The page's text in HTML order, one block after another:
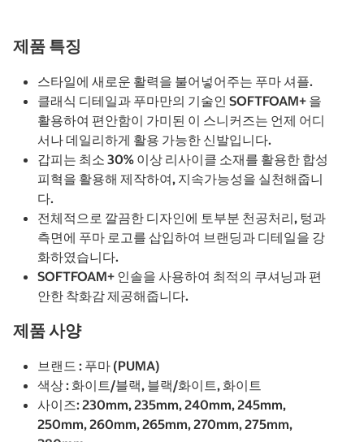
제품 특징
스타일에 새로운 활력을 불어넣어주는 푸마 셔플.
클래식 디테일과 푸마만의 기술인 SOFTFOAM+ 을
활용하여 편안함이 가미된 이 스니커즈는 언제 어디
서나 데일리하게 활용 가능한 신발입니다.
갑피는 최소 30% 이상 리사이클 소재를 활용한 합성
피혁을 활용해 제작하여, 지속가능성을 실천해줍니
다.
전체적으로 깔끔한 디자인에 토부분 천공처리, 텅과
측면에 푸마 로고를 삽입하여 브랜딩과 디테일을 강
화하였습니다.
SOFTFOAM+ 인솔을 사용하여 최적의 쿠셔닝과 편
안한 착화감 제공해줍니다.
제품 사양
브랜드 : 푸마 (PUMA)
색상 : 화이트/블랙, 블랙/화이트, 화이트
사이즈: 230mm, 235mm, 240mm, 245mm,
250mm, 260mm, 265mm, 270mm, 275mm,